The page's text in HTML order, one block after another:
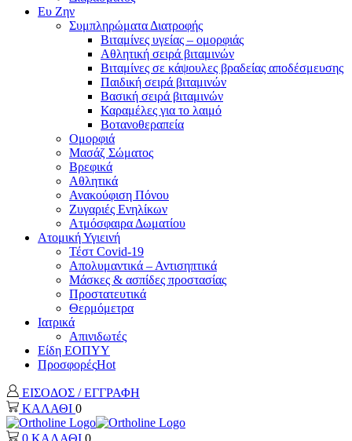
Ευ Ζην
Συμπληρώματα Διατροφής
Βιταμίνες υγείας – ομορφιάς
Αθλητική σειρά βιταμινών
Βιταμίνες σε κάψουλες βραδείας αποδέσμευσης
Παιδική σειρά βιταμινών
Βασική σειρά βιταμινών
Καραμέλες για το λαιμό
Βοτανοθεραπεία
Ομορφιά
Μασάζ Σώματος
Βρεφικά
Αθλητικά
Ανακούφιση Πόνου
Ζυγαριές Ενηλίκων
Ατμόσφαιρα Δωματίου
Ατομική Υγιεινή
Τέστ Covid-19
Απολυμαντικά – Αντισηπτικά
Μάσκες & ασπίδες προστασίας
Προστατευτικά
Θερμόμετρα
Ιατρικά
Απινιδωτές
Είδη ΕΟΠΥΥ
ΠροσφορέςHot
ΕΙΣΟΔΟΣ / ΕΓΓΡΑΦΗ
ΚΑΛΑΘΙ 0
0 ΚΑΛΑΘΙ 0